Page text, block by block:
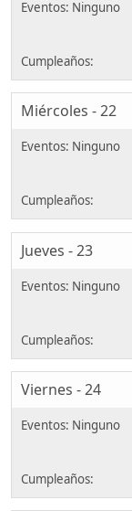
Miércoles - 22
Jueves - 23
Viernes - 24